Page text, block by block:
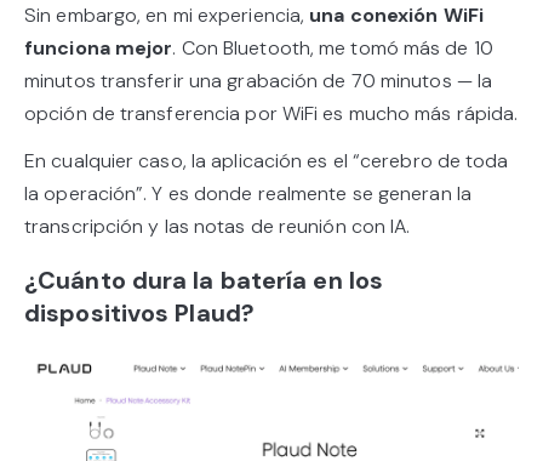
Sin embargo, en mi experiencia, una conexión WiFi
funciona mejor. Con Bluetooth, me tomó más de 10
minutos transferir una grabación de 70 minutos — la
opción de transferencia por WiFi es mucho más rápida.
En cualquier caso, la aplicación es el “cerebro de toda
la operación”. Y es donde realmente se generan la
transcripción y las notas de reunión con IA.
¿Cuánto dura la batería en los
dispositivos Plaud?